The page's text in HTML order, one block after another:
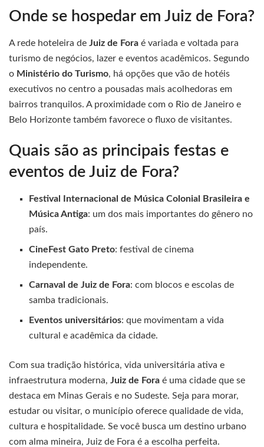
Onde se hospedar em Juiz de Fora?
A rede hoteleira de Juiz de Fora é variada e voltada para
turismo de negócios, lazer e eventos acadêmicos. Segundo
o Ministério do Turismo, há opções que vão de hotéis
executivos no centro a pousadas mais acolhedoras em
bairros tranquilos. A proximidade com o Rio de Janeiro e
Belo Horizonte também favorece o fluxo de visitantes.
Quais são as principais festas e
eventos de Juiz de Fora?
Festival Internacional de Música Colonial Brasileira e
Música Antiga: um dos mais importantes do gênero no
país.
CineFest Gato Preto: festival de cinema
independente.
Carnaval de Juiz de Fora: com blocos e escolas de
samba tradicionais.
Eventos universitários: que movimentam a vida
cultural e acadêmica da cidade.
Com sua tradição histórica, vida universitária ativa e
infraestrutura moderna, Juiz de Fora é uma cidade que se
destaca em Minas Gerais e no Sudeste. Seja para morar,
estudar ou visitar, o município oferece qualidade de vida,
cultura e hospitalidade. Se você busca um destino urbano
com alma mineira, Juiz de Fora é a escolha perfeita.